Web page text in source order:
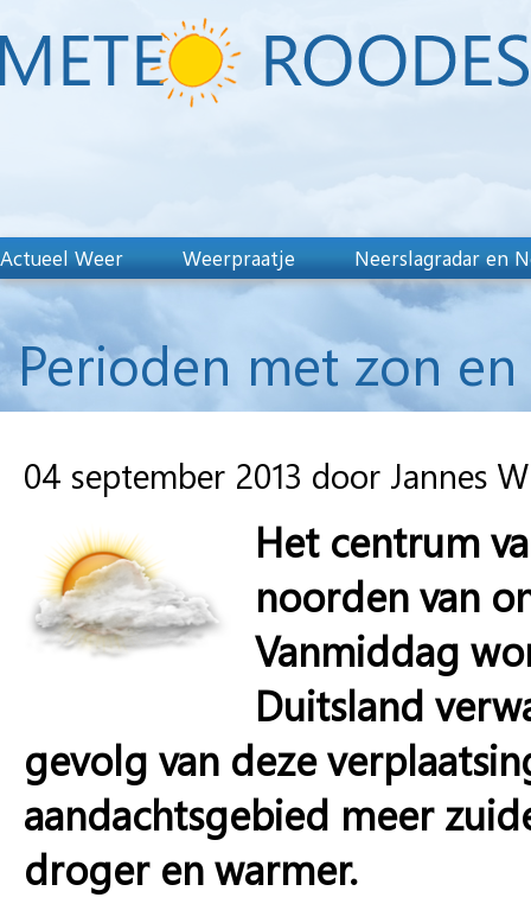
Actueel Weer Weerpraatje Neerslagradar en
Perioden met zon
04 september 2013 door Jannes
Het centrum
noorden van
Vanmiddag
Duitsland
gevolg van deze
aandachtsgebied meer
droger en warmer.